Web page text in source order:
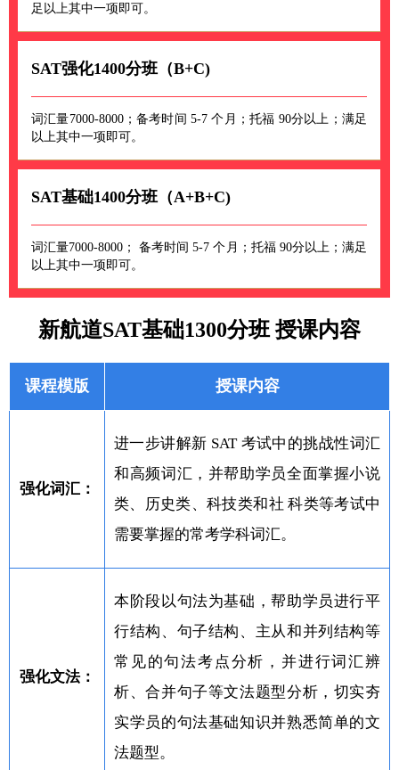
足以上其中一项即可。
SAT强化1400分班（B+C)
词汇量7000-8000；备考时间 5-7 个月；托福 90分以上；满足
以上其中一项即可。
SAT基础1400分班（A+B+C)
词汇量7000-8000； 备考时间 5-7 个月；托福 90分以上；满足
以上其中一项即可。
新航道SAT基础1300分班 授课内容
课程模版 授课内容
强化词汇：
进一步讲解新 SAT 考试中的挑战性词汇
和高频词汇，并帮助学员全面掌握小说
类、历史类、科技类和社 科类等考试中
需要掌握的常考学科词汇。
强化文法：
本阶段以句法为基础，帮助学员进行平
行结构、句子结构、主从和并列结构等
常见的句法考点分析，并进行词汇辨
析、合并句子等文法题型分析，切实夯
实学员的句法基础知识并熟悉简单的文
法题型。